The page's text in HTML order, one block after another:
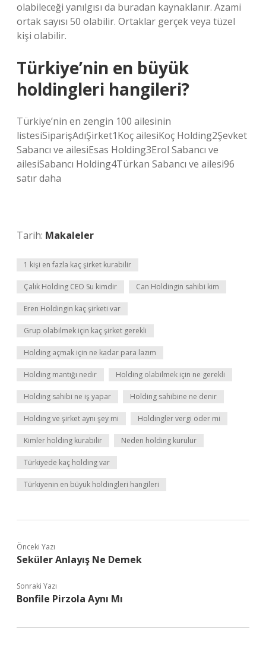
olabileceği yanılgısı da buradan kaynaklanır. Azami
ortak sayısı 50 olabilir. Ortaklar gerçek veya tüzel
kişi olabilir.
Türkiye’nin en büyük
holdingleri hangileri?
Türkiye’nin en zengin 100 ailesinin
listesiSiparişAdıŞirket1Koç ailesiKoç Holding2Şevket
Sabancı ve ailesiEsas Holding3Erol Sabancı ve
ailesiSabancı Holding4Türkan Sabancı ve ailesi96
satır daha
Tarih: Makaleler
1 kişi en fazla kaç şirket kurabilir
Çalık Holding CEO Su kimdir Can Holdingin sahibi kim
Eren Holdingin kaç şirketi var
Grup olabilmek için kaç şirket gerekli
Holding açmak için ne kadar para lazım
Holding mantığı nedir Holding olabilmek için ne gerekli
Holding sahibi ne iş yapar Holding sahibine ne denir
Holding ve şirket aynı şey mi Holdingler vergi öder mi
Kimler holding kurabilir Neden holding kurulur
Türkiyede kaç holding var
Türkiyenin en büyük holdingleri hangileri
Önceki Yazı
Seküler Anlayış Ne Demek
Sonraki Yazı
Bonfile Pirzola Aynı Mı